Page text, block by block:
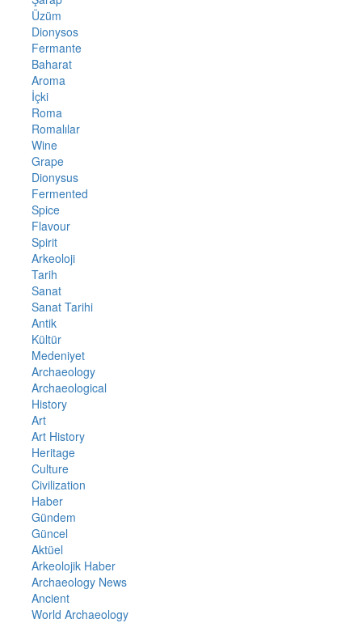
Üzüm
Dionysos
Fermante
Baharat
Aroma
İçki
Roma
Romalılar
Wine
Grape
Dionysus
Fermented
Spice
Flavour
Spirit
Arkeoloji
Tarih
Sanat
Sanat Tarihi
Antik
Kültür
Medeniyet
Archaeology
Archaeological
History
Art
Art History
Heritage
Culture
Civilization
Haber
Gündem
Güncel
Aktüel
Arkeolojik Haber
Archaeology News
Ancient
World Archaeology